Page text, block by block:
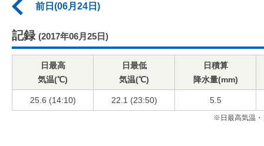
前日(06月24日)
記録 (2017年06月25日)
日最高
気温(℃)
日最低
気温(℃)
日積算
降水量(mm)
25.6 (14:10) 22.1 (23:50) 5.5
※日最高気温・